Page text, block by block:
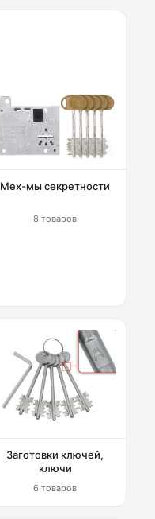
Мех-мы секретности
8 товаров
Заготовки ключей,
ключи
6 товаров